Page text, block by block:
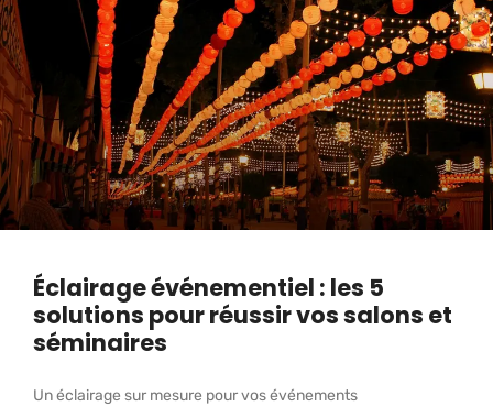
Éclairage événementiel : les 5
solutions pour réussir vos salons et
séminaires
Un éclairage sur mesure pour vos événements